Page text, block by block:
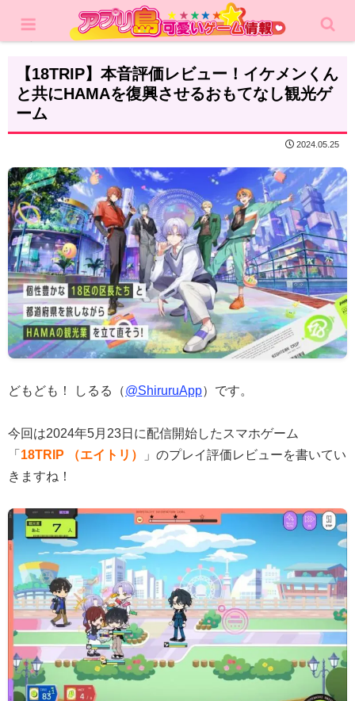
レビュー RPG
【18TRIP】本音評価レビュー！イケメンくん
と共にHAMAを復興させるおもてなし観光ゲ
ーム
2024.05.25
どもども！ しるる（@ShiruruApp）です。
今回は2024年5月23日に配信開始したスマホゲーム
「 18TRIP （エイトリ）
」のプレイ評価レビューを書いてい
きますね！